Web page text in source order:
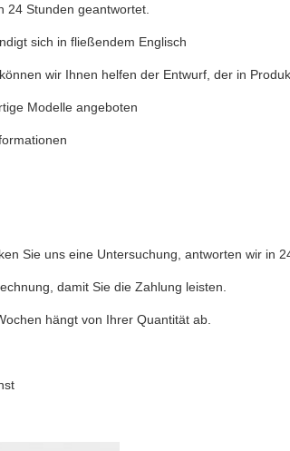
24 Stunden geantwortet.
sich in fließendem Englisch
können wir Ihnen helfen der Entwurf, der in
Modelle angeboten
Sie uns eine Untersuchung, antworten wir in
damit Sie die Zahlung leisten.
hängt von Ihrer Quantität ab.